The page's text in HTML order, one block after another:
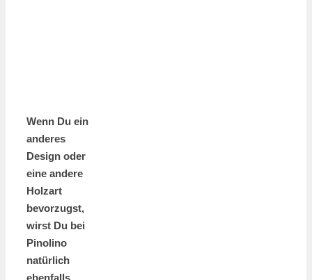
Wenn Du ein
anderes
Design oder
eine andere
Holzart
bevorzugst,
wirst Du bei
Pinolino
natürlich